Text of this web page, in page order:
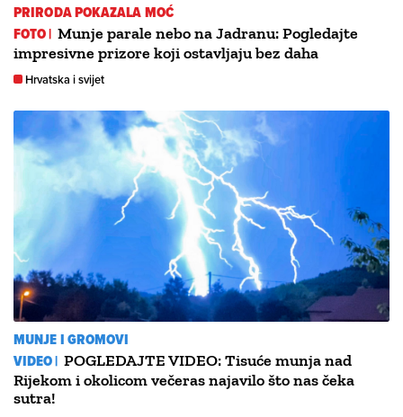
PRIRODA POKAZALA MOĆ
FOTO | Munje parale nebo na Jadranu: Pogledajte
impresivne prizore koji ostavljaju bez daha
Hrvatska i svijet
MUNJE I GROMOVI
VIDEO | POGLEDAJTE VIDEO: Tisuće munja nad
Rijekom i okolicom večeras najavilo što nas čeka
sutra!